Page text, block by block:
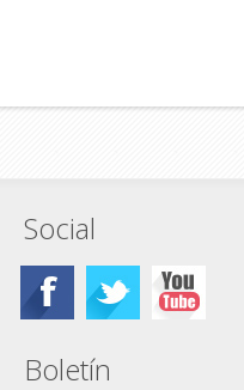
Social
Boletín